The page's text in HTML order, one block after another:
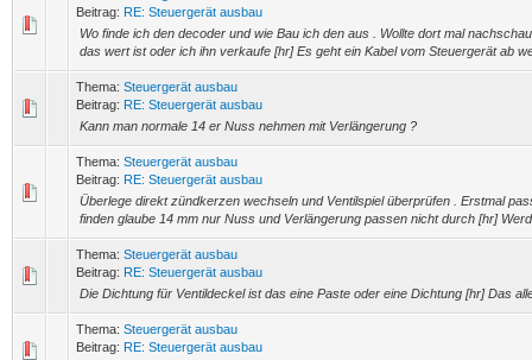
Beitrag: RE: Steuergerät ausbau
Wo finde ich den decoder und wie Bau ich den aus . Wollte dort mal
das wert ist oder ich ihn verkaufe [hr] Es geht ein Kabel vom Steuergerät ab
Thema: Steuergerät ausbau
Beitrag: RE: Steuergerät ausbau
Kann man normale 14 er Nuss nehmen mit Verlängerung ?
Thema: Steuergerät ausbau
Beitrag: RE: Steuergerät ausbau
Überlege direkt zündkerzen wechseln und Ventilspiel überprüfen . Erstmal
finden glaube 14 mm nur Nuss und Verlängerung passen nicht durch [hr]
Thema: Steuergerät ausbau
Beitrag: RE: Steuergerät ausbau
Die Dichtung für Ventildeckel ist das eine Paste oder eine Dichtung [hr] Das
Thema: Steuergerät ausbau
Beitrag: RE: Steuergerät ausbau